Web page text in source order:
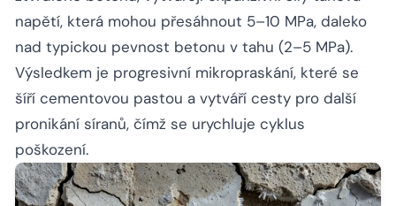
napětí, která mohou přesáhnout 5–10 MPa, daleko
nad typickou pevnost betonu v tahu (2–5 MPa).
Výsledkem je progresivní mikropraskání, které se
šíří cementovou pastou a vytváří cesty pro další
pronikání síranů, čímž se urychluje cyklus
poškození.